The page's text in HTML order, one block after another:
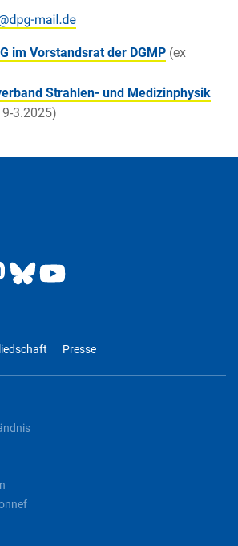
im Vorstandsrat der DGMP (ex
Strahlen- und Medizinphysik
3.2025)
Presse